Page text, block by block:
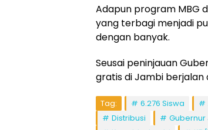
Adapun program MBG
yang terbagi menjadi
dengan banyak.
Seusai peninjauan
gratis di Jambi berjalan
Tag: 6.276 Siswa
Distribusi
Gubernur